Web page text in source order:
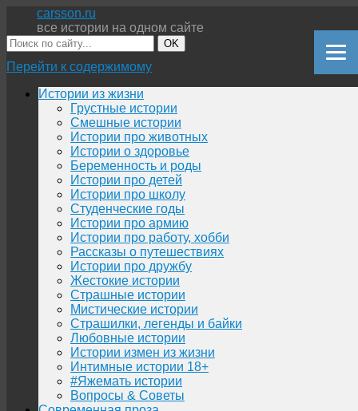
carsson.ru
все истории на одном сайте
OK
Перейти к содержимому
Истории из жизни
Грустные истории
Смешные истории
Истории про животных
Истории о здоровье
Беременность и роды
Истории про детей
Истории про школу
Студенческие годы
Истории про армию
Истории про работу, хобби
Рассказы о путешествиях
Истории про дружбу
Жестокие истории
Страшные истории
Мистические истории
Страшилки, легенды и байки
Любовные истории
Истории измен из жизни
Интимные истории 18+
#Яжемать истории
Вопросы & Советы